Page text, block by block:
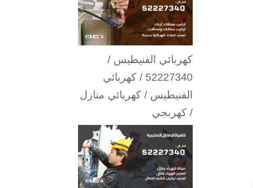
كهربائي الفنيطيس /
52227340 / كهربائي
الفنيطيس / كهربائي منازل
/ كهربجي